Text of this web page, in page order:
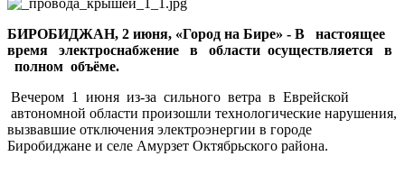
в
ЕАО
БИРОБИДЖАН, 2 июня, «Город на Бире» - В настоящее
время электроснабжение в области осуществляется в
полном объёме.
Вечером 1 июня из-за сильного ветра в Еврейской
автономной области произошли технологические нарушения,
вызвавшие отключения электроэнергии в городе
Биробиджане и селе Амурзет Октябрьского района.